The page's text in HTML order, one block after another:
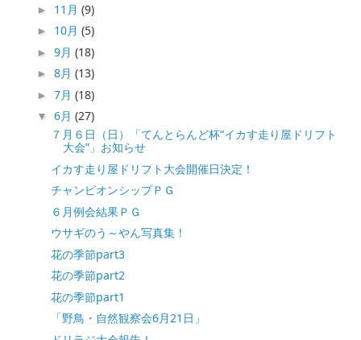
► 11月(9)
► 10月(5)
►9月(18)
►8月(13)
►7月(18)
▼6月(27)
７月６日（日）「てんとらんど杯“イカす走り屋ドリフト
大会”」お知らせ
イカす走り屋ドリフト大会開催日決定！
チャンピオンシップＰＧ
６月例会結果ＰＧ
ウサギのう～やん写真集！
花の季節part3
花の季節part2
花の季節part1
「野鳥・自然観察会6月21日」